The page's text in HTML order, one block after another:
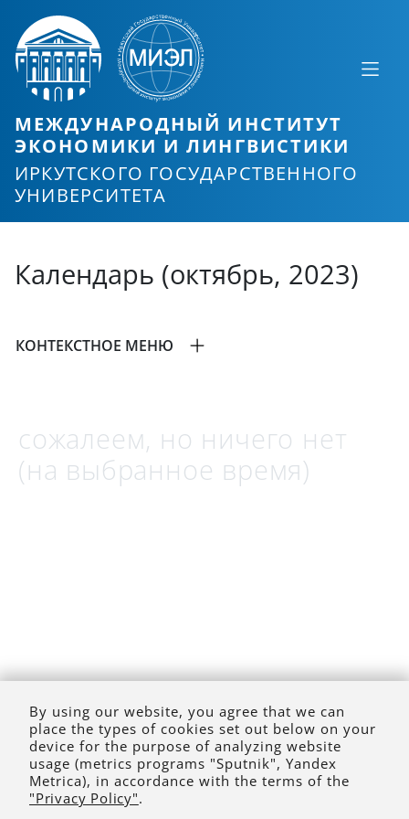
МЕЖДУНАРОДНЫЙ ИНСТИТУТ
ЭКОНОМИКИ И ЛИНГВИСТИКИ
ИРКУТСКОГО ГОСУДАРСТВЕННОГО
УНИВЕРСИТЕТА
Календарь (октябрь, 2023)
КОНТЕКСТНОЕ МЕНЮ
сожалеем, но ничего нет
(на выбранное время)
By using our website, you agree that we can
place the types of cookies set out below on your
device for the purpose of analyzing website
usage (metrics programs "Sputnik", Yandex
Metrica), in accordance with the terms of the
"Privacy Policy".